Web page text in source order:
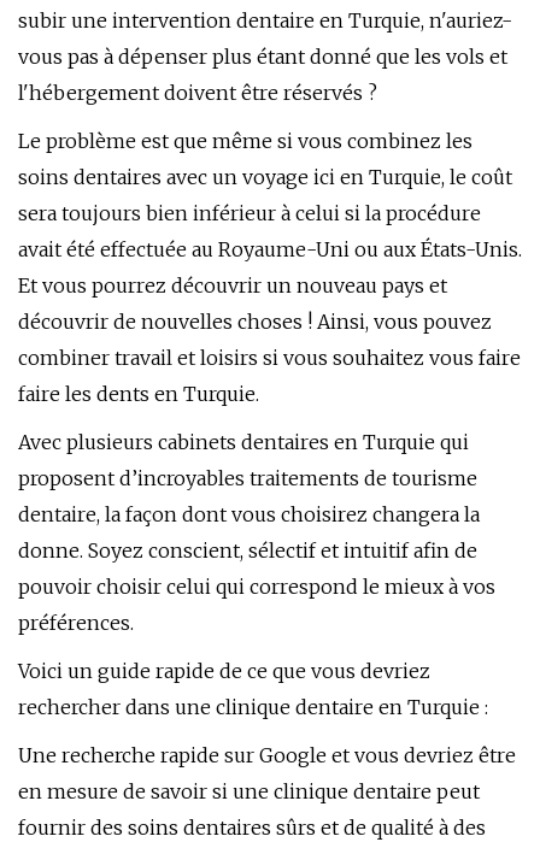
subir une intervention dentaire en Turquie, n'auriez-
vous pas à dépenser plus étant donné que les vols et
l'hébergement doivent être réservés ?
Le problème est que même si vous combinez les
soins dentaires avec un voyage ici en Turquie, le coût
sera toujours bien inférieur à celui si la procédure
avait été effectuée au Royaume-Uni ou aux États-Unis.
Et vous pourrez découvrir un nouveau pays et
découvrir de nouvelles choses ! Ainsi, vous pouvez
combiner travail et loisirs si vous souhaitez vous faire
faire les dents en Turquie.
Avec plusieurs cabinets dentaires en Turquie qui
proposent d’incroyables traitements de tourisme
dentaire, la façon dont vous choisirez changera la
donne. Soyez conscient, sélectif et intuitif afin de
pouvoir choisir celui qui correspond le mieux à vos
préférences.
Voici un guide rapide de ce que vous devriez
rechercher dans une clinique dentaire en Turquie :
Une recherche rapide sur Google et vous devriez être
en mesure de savoir si une clinique dentaire peut
fournir des soins dentaires sûrs et de qualité à des